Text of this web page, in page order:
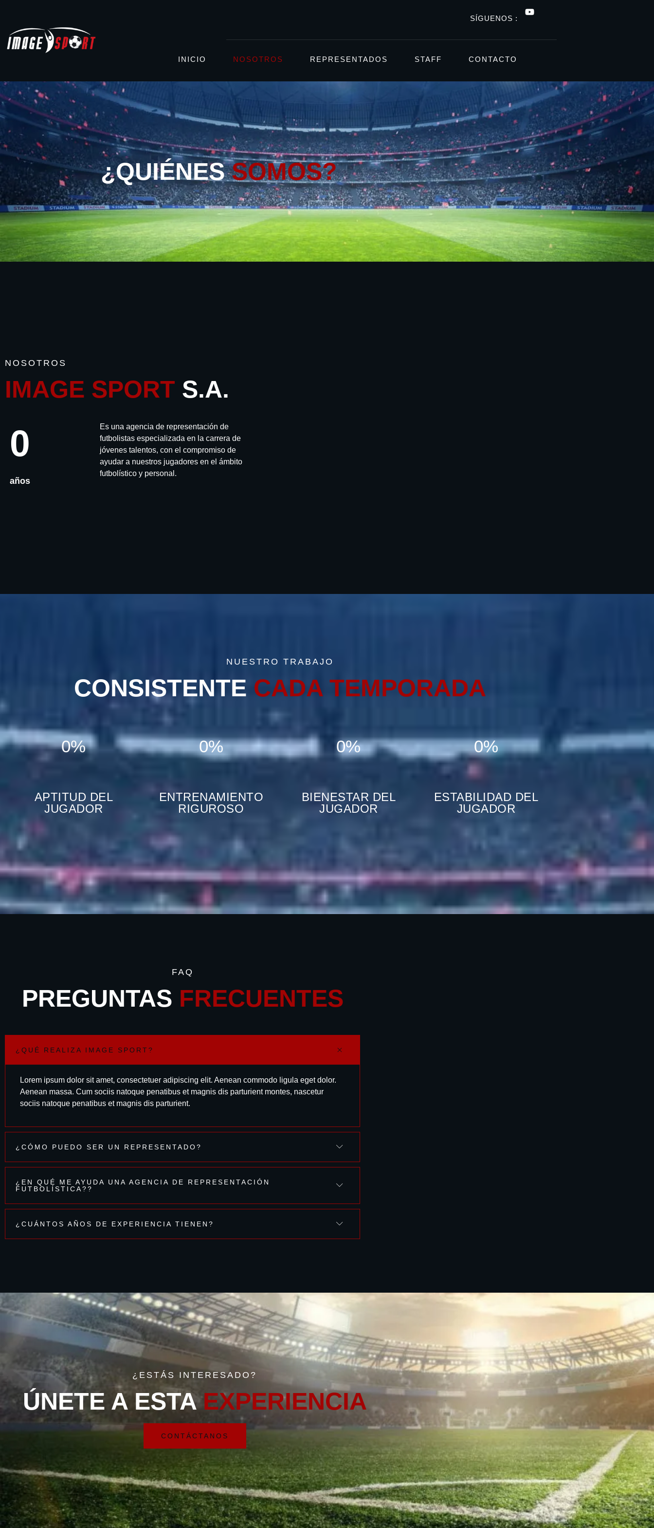
SÍGUENOS :
INICIO NOSOTROS REPRESENTADOS STAFF CONTACTO
¿QUIÉNESSOMOS?
NOSOTROS
IMAGE SPORT S.A.
0
años
Es una agencia de representación de
futbolistas especializada en la carrera de
jóvenes talentos, con el compromiso de
ayudar a nuestros jugadores en el ámbito
futbolístico y personal.
NUESTRO TRABAJO
CONSISTENTE CADA TEMPORADA
0%
APTITUD DEL
JUGADOR
0%
ENTRENAMIENTO
RIGUROSO
0%
BIENESTAR DEL
JUGADOR
0%
ESTABILIDAD DEL
JUGADOR
FAQ
PREGUNTAS FRECUENTES
¿QUÉ REALIZA IMAGE SPORT?
Lorem ipsum dolor sit amet, consectetuer adipiscing elit. Aenean commodo ligula eget dolor.
Aenean massa. Cum sociis natoque penatibus et magnis dis parturient montes, nascetur
sociis natoque penatibus et magnis dis parturient.
¿CÓMO PUEDO SER UN REPRESENTADO?
¿EN QUÉ ME AYUDA UNA AGENCIA DE REPRESENTACIÓN
FUTBOLÍSTICA??
¿CUÁNTOS AÑOS DE EXPERIENCIA TIENEN?
¿ESTÁS INTERESADO?
ÚNETE A ESTAEXPERIENCIA
CONTÁCTANOS